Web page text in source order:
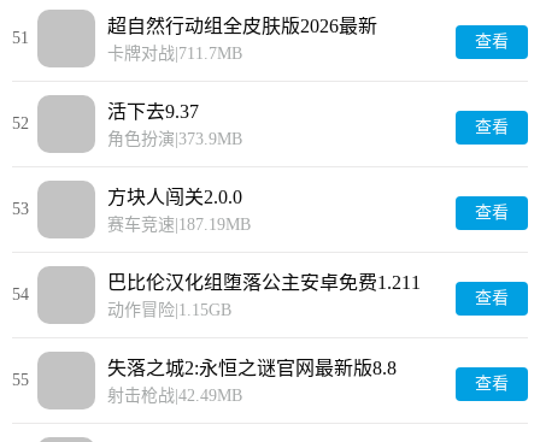
51
超自然行动组全皮肤版2026最新
1.27.20.001
卡牌对战 711.7MB
查看
52
活下去9.37
角色扮演 373.9MB
查看
53
方块人闯关2.0.0
赛车竞速 187.19MB
查看
54
巴比伦汉化组堕落公主安卓免费1.211
动作冒险 1.15GB
查看
55
失落之城2:永恒之谜官网最新版8.8
射击枪战 42.49MB
查看